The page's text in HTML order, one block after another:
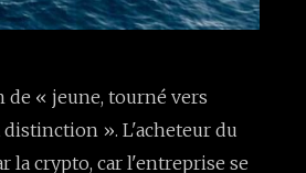
de « jeune, tourné vers
». L'acheteur du
la crypto, car l'entreprise se